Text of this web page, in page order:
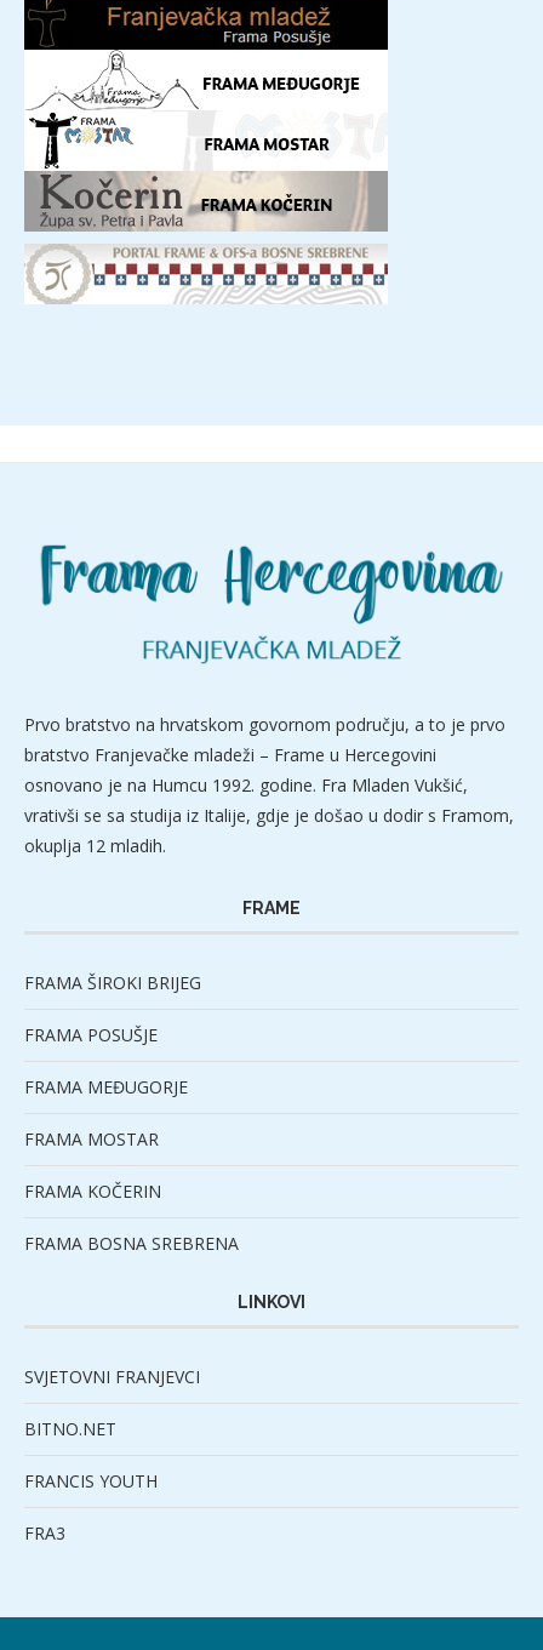
Prvo bratstvo na hrvatskom govornom području, a to je prvo
bratstvo Franjevačke mladeži – Frame u Hercegovini
osnovano je na Humcu 1992. godine. Fra Mladen Vukšić,
vrativši se sa studija iz Italije, gdje je došao u dodir s Framom,
okuplja 12 mladih.
FRAME
FRAMA ŠIROKI BRIJEG
FRAMA POSUŠJE
FRAMA MEĐUGORJE
FRAMA MOSTAR
FRAMA KOČERIN
FRAMA BOSNA SREBRENA
LINKOVI
SVJETOVNI FRANJEVCI
BITNO.NET
FRANCIS YOUTH
FRA3